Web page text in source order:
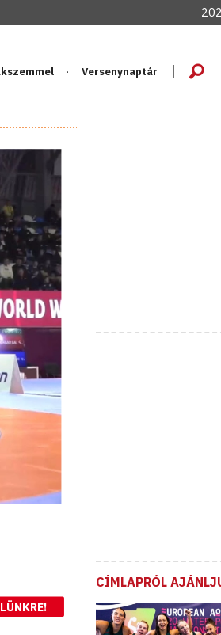
Versenynaptár
CÍMLAPRÓL